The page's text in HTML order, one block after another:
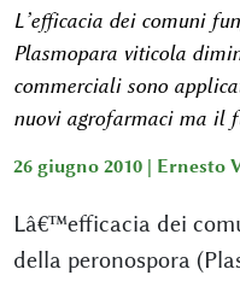
L’efficacia dei comuni
Plasmopara viticola
commerciali sono
nuovi agrofarmaci ma il
26 giugno 2010 | Ernesto
Lâ€™efficacia dei
della peronospora